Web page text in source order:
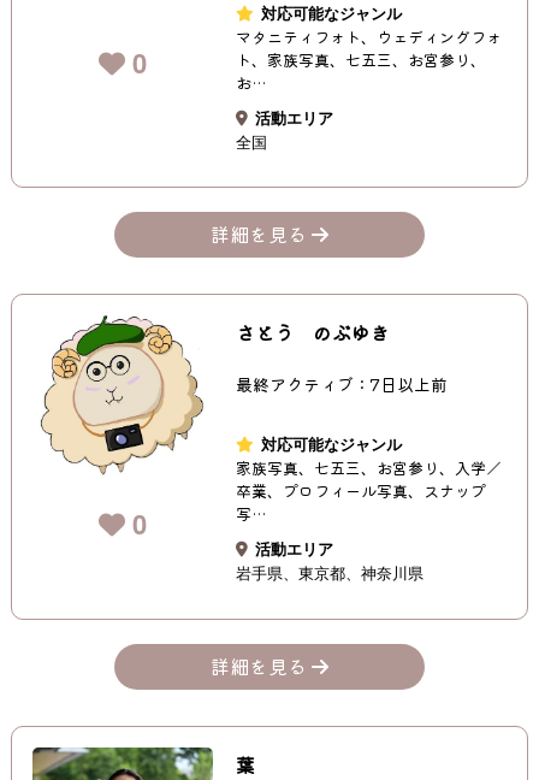
0
対応可能なジャンル
マタニティフォト、ウェディングフォ
ト、家族写真、七五三、お宮参り、
お…
活動エリア
全国
詳細を見る
0
さとう のぶゆき
最終アクティブ：7日以上前
対応可能なジャンル
家族写真、七五三、お宮参り、入学／
卒業、プロフィール写真、スナップ
写…
活動エリア
岩手県
東京都 神奈川県
詳細を見る
葉